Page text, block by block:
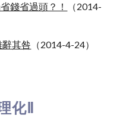
錢省過頭？！ （2014-
其咎 （2014-4-24）
化Ⅱ